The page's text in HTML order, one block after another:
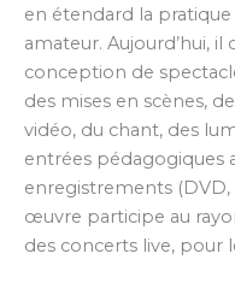
en étendard la
amateur. Aujourd’hui,
conception de
des mises en scènes,
vidéo, du chant, des
entrées pédagogiques
enregistrements (DVD,
œuvre participe au
des concerts live, pour